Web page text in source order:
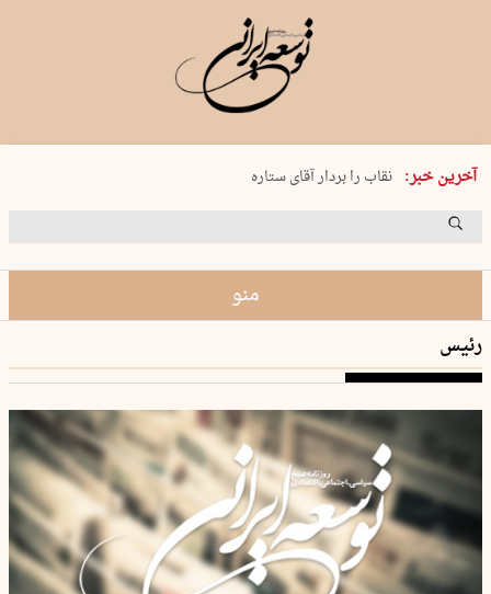
آخرین خبر:
پنجشنبه 15 مرداد 1405 شماره 2243
نقاب را بردار آقای ستاره
کدام فوتبال؟
منو
رئیس